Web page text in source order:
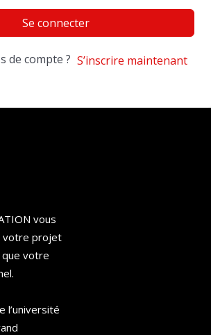
Se connecter
de compte ? S’inscrire maintenant
vous
votre projet
votre
l’université